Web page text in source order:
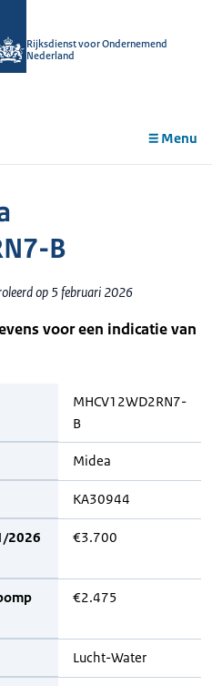
Rijksdienst voor Ondernemend
Nederland
Menu
B
op 5 februari 2026
voor een indicatie van
MHCV12WD2RN7-
B
Midea
KA30944
2026
€3.700
€2.475
Lucht-Water